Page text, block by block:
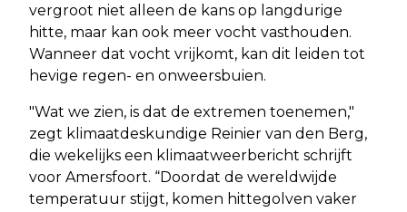
vergroot niet alleen de kans op langdurige
hitte, maar kan ook meer vocht vasthouden.
Wanneer dat vocht vrijkomt, kan dit leiden tot
hevige regen- en onweersbuien.
"Wat we zien, is dat de extremen toenemen,"
zegt klimaatdeskundige Reinier van den Berg,
die wekelijks een klimaatweerbericht schrijft
voor Amersfoort. “Doordat de wereldwijde
temperatuur stijgt, komen hittegolven vaker